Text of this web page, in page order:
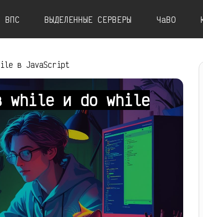
ВПС ВЫДЕЛЕННЫЕ СЕРВЕРЫ ЧаВО
в JavaScript
while и do while